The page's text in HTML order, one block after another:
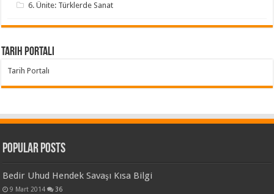
6. Ünite: Türklerde Sanat
Tarih Portalı
Tarih Portalı
Popular Posts
Bedir Uhud Hendek Savaşı Kısa Bilgi
9 Mart 2014 36